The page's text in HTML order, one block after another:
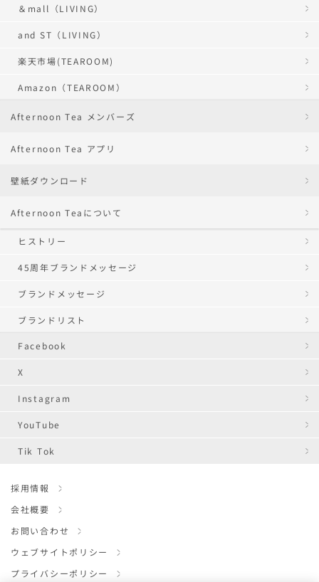
＆mall（LIVING）
and ST（LIVING）
楽天市場(TEAROOM)
Amazon（TEAROOM）
Afternoon Tea メンバーズ
Afternoon Tea アプリ
壁紙ダウンロード
Afternoon Teaについて
ヒストリー
45周年ブランドメッセージ
ブランドメッセージ
ブランドリスト
Facebook
X
Instagram
YouTube
Tik Tok
採用情報
会社概要
お問い合わせ
ウェブサイトポリシー
プライバシーポリシー